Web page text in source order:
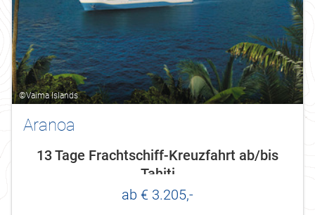
©Vaima Islands
Aranoa
13 Tage Frachtschiff-Kreuzfahrt ab/bis
Tahiti
ab € 3.205,-